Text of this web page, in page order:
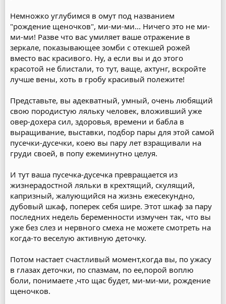
Немножко углубимся в омут под названием
"рождение щеночков", ми-ми-ми... Ничего это не ми-
ми-ми! Разве что вас умиляет ваше отражение в
зеркале, показывающее зомби с отекшей рожей
вместо вас красивого. Ну, а если вы и до этого
красотой не блистали, то тут, ваще, ахтунг, вскройте
лучше вены, хоть в гробу красивый полежите!
Представьте, вы адекватный, умный, очень любящий
свою породистую ляльку человек, вложивший уже
овер-дохера сил, здоровья, времени и бабла в
выращивание, выставки, подбор пары для этой самой
пусечки-дусечки, коею вы пару лет взращивали на
груди своей, в попу ежеминутно целуя.
И тут ваша пусечка-дусечка превращается из
жизнерадостной ляльки в крехтящий, скулящий,
капризный, жалующийся на жизнь ежесекундно,
дубовый шкаф, поперек себя шире. Этот шкаф за пару
последних недель беременности измучен так, что вы
уже без слез и нервного смеха не можете смотреть на
когда-то веселую активную деточку.
Потом настает счастливый момент,когда вы, по ужасу
в глазах деточки, по спазмам, по ее,порой воплю
боли, понимаете ,что щас будет, ми-ми-ми, рождение
щеночков.